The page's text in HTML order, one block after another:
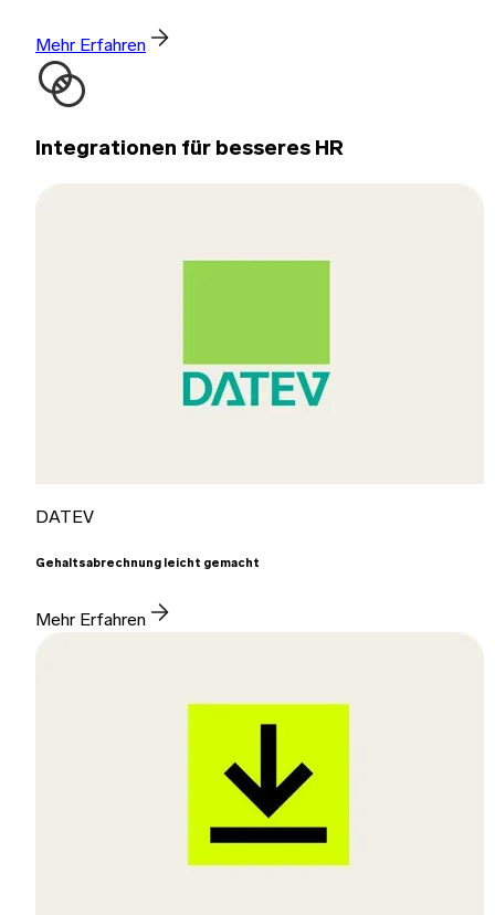
Mehr Erfahren
Integrationen für besseres HR
DATEV
Gehaltsabrechnung leicht gemacht
Mehr Erfahren